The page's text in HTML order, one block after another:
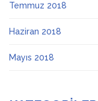
Temmuz 2018
Haziran 2018
Mayıs 2018